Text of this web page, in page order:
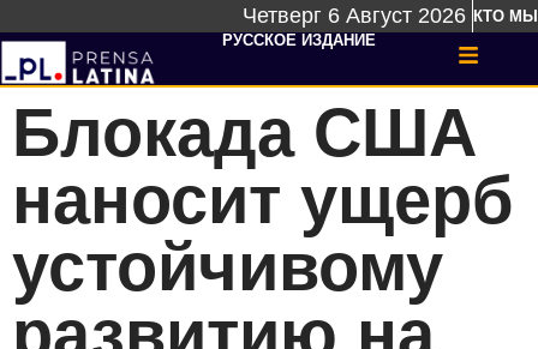
Четверг 6 Август 2026 КТО МЫ
РУССКОЕ ИЗДАНИЕ
Блокада США
наносит ущерб
устойчивому